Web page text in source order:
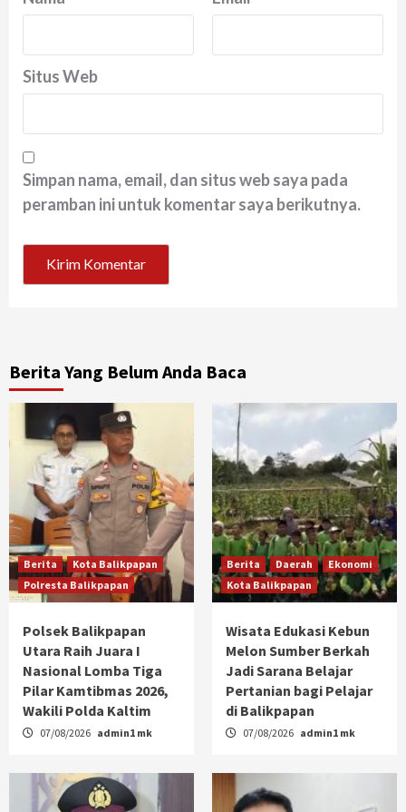
Situs Web
Simpan nama, email, dan situs web saya pada
peramban ini untuk komentar saya berikutnya.
Berita Yang Belum Anda Baca
Berita
Kota Balikpapan
Polresta Balikpapan
Polsek Balikpapan
Utara Raih Juara I
Nasional Lomba Tiga
Pilar Kamtibmas 2026,
Wakili Polda Kaltim
07/08/2026 admin1 mk
Berita Daerah
Ekonomi
Kota Balikpapan
Wisata Edukasi Kebun
Melon Sumber Berkah
Jadi Sarana Belajar
Pertanian bagi Pelajar
di Balikpapan
07/08/2026 admin1 mk